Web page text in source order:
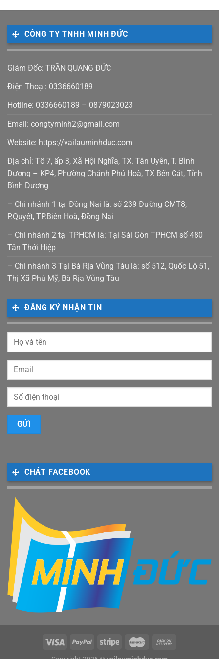
CÔNG TY TNHH MINH ĐỨC
Giám Đốc: TRẦN QUANG ĐỨC
Điện Thoại: 0336660189
Hotline: 0336660189 – 0879023023
Email: congtyminh2@gmail.com
Website: https://vailauminhduc.com
Địa chỉ: Tổ 7, ấp 3, Xã Hội Nghĩa, TX. Tân Uyên, T. Bình
Dương – KP4, Phường Chánh Phú Hoà, TX Bến Cát, Tỉnh
Bình Dương
– Chi nhánh 1 tại Đồng Nai là: số 239 Đường CMT8,
P.Quyết, TP.Biên Hoà, Đồng Nai
– Chi nhánh 2 tại TPHCM là: Tại Sài Gòn TPHCM số 480
Tân Thới Hiệp
– Chi nhánh 3 Tại Bà Rịa Vũng Tàu là: số 512, Quốc Lộ 51,
Thị Xã Phú Mỹ, Bà Rịa Vũng Tàu
ĐĂNG KÝ NHẬN TIN
CHÁT FACEBOOK